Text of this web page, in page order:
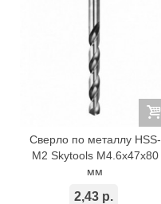
Сверло по металлу HSS-
M2 Skytools М4.6х47х80
мм
2,43 р.